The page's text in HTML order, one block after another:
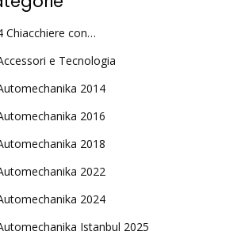
Chiacchiere con…
e Tecnologia
2014
2016
2018
2022
2024
Istanbul 2025